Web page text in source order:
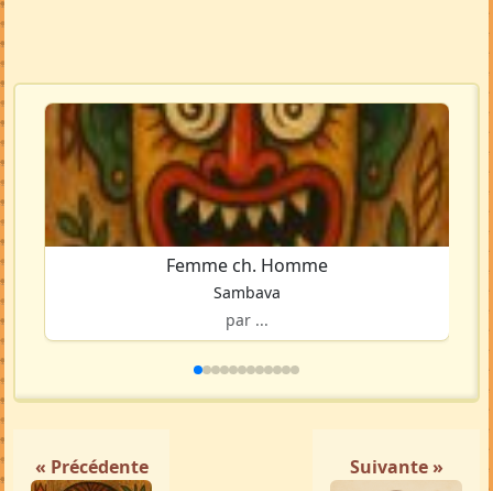
Femme ch. Homme
Sambava
par ...
« Précédente Suivante »